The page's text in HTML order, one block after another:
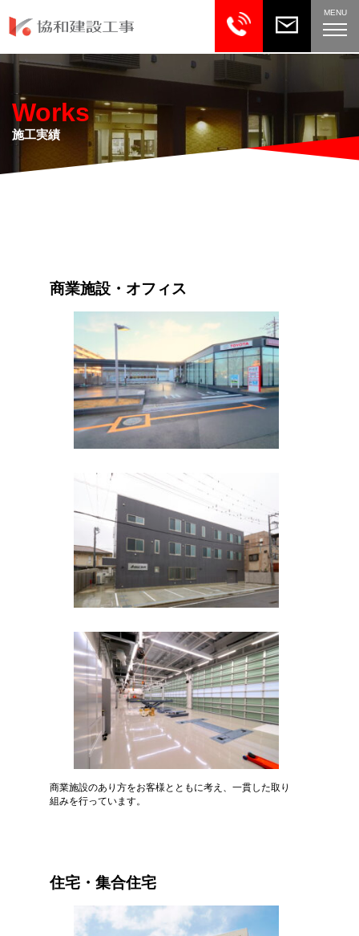
MENU
Works
施工実績
商業施設・オフィス
商業施設のあり方をお客様とともに考え、一貫した取り
組みを行っています。
住宅・集合住宅